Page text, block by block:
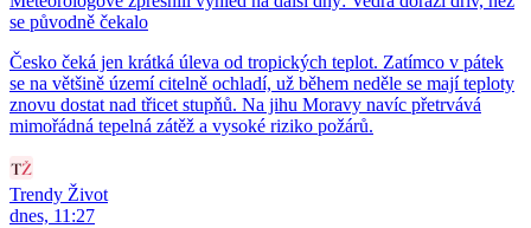
se původně čekalo
Česko čeká jen krátká úleva od tropických teplot. Zatímco v pátek
se na většině území citelně ochladí, už během neděle se mají teploty
znovu dostat nad třicet stupňů. Na jihu Moravy navíc přetrvává
mimořádná tepelná zátěž a vysoké riziko požárů.
Trendy Život
dnes, 11:27